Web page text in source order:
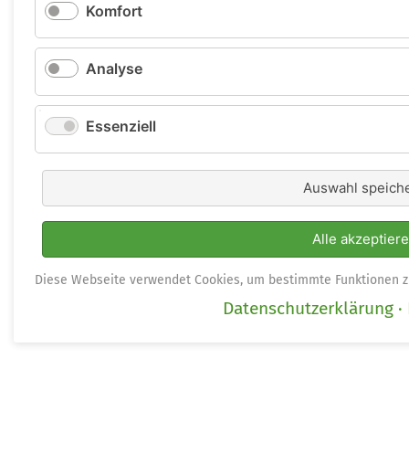
Komfort
Analyse
Essenziell
Auswahl
Alle
Diese Webseite verwendet Cookies, um bestimmte Funktionen
Datenschutzerklärung